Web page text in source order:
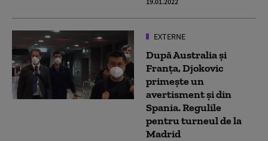
EXTERNE
După Australia și
Franța, Djokovic
primește un
avertisment și din
Spania. Regulile
pentru turneul de la
Madrid